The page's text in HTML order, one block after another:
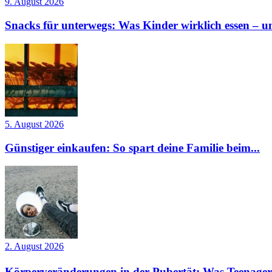
Snacks für unterwegs: Was Kinder wirklich essen –
5. August 2026
Günstiger einkaufen: So spart deine Familie beim...
2. August 2026